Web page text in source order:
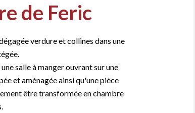
de Feric
verdure et collines dans une
salle à manger ouvrant sur une
et aménagée ainsi qu'une pièce
être transformée en chambre